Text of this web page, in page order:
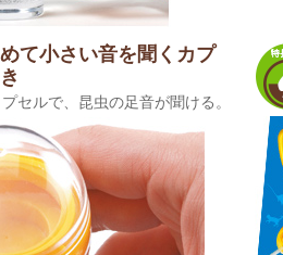
て小さい音を聞くカプ
セルで、昆虫の足音が聞ける。